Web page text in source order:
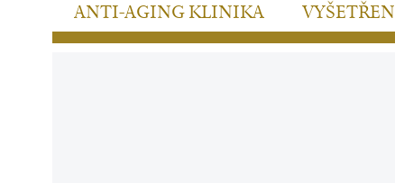
ANTI-AGING KLINIKA